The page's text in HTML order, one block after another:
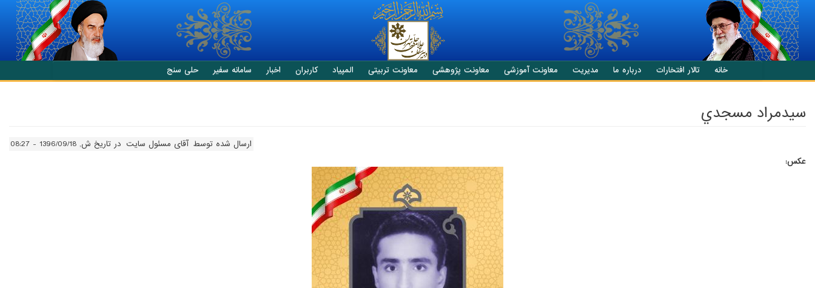
انتقال به محتوای اصلی
خانه تالار افتخارات درباره ما مدیریت معاونت آموزشی معاونت پژوهشی معاونت تربیتی المپیاد کاربران اخبار سامانه سفیر حلی سنج
سيدمراد مسجدي
ارسال شده توسط آقای مسئول سایت در تاریخ ش, 1396/09/18 - 08:27
عکس: